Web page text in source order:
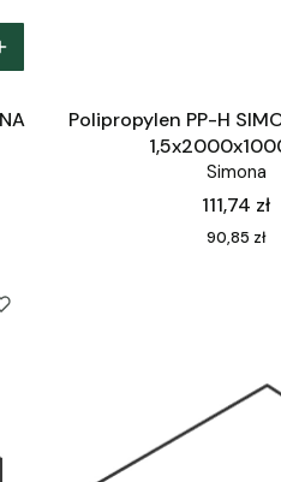
Polipropylen PP-H
Simona
Cena
111,74 zł
Cena
90,85 zł